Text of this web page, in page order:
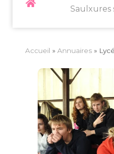
Saulxures
Accueil » Annuaires»